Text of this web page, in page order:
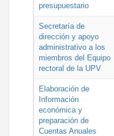
presupuestario
Secretaría de
dirección y apoyo
administrativo a los
miembros del Equipo
rectoral de la UPV
Elaboración de
Información
económica y
preparación de
Cuentas Anuales